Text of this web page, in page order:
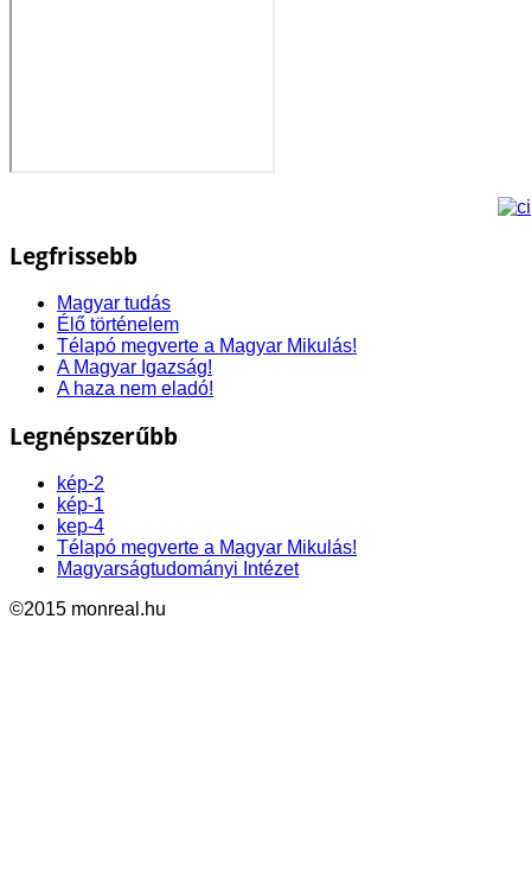
Legfrissebb
Magyar tudás
Élő történelem
Télapó megverte a Magyar Mikulás!
A Magyar Igazság!
A haza nem eladó!
Legnépszerűbb
kép-2
kép-1
kep-4
Télapó megverte a Magyar Mikulás!
Magyarságtudományi Intézet
©2015 monreal.hu